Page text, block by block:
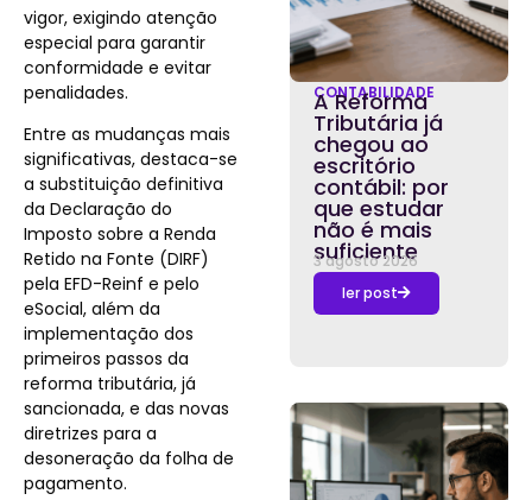
vigor, exigindo atenção
especial para garantir
conformidade e evitar
penalidades.
Entre as mudanças mais
significativas, destaca-se
a substituição definitiva
da Declaração do
Imposto sobre a Renda
Retido na Fonte (DIRF)
pela EFD-Reinf e pelo
eSocial, além da
implementação dos
primeiros passos da
reforma tributária, já
sancionada, e das novas
diretrizes para a
desoneração da folha de
pagamento.
CONTABILIDADE
A Reforma
Tributária já
chegou ao
escritório
contábil: por
que estudar
não é mais
suficiente
3 agosto 2026
ler post